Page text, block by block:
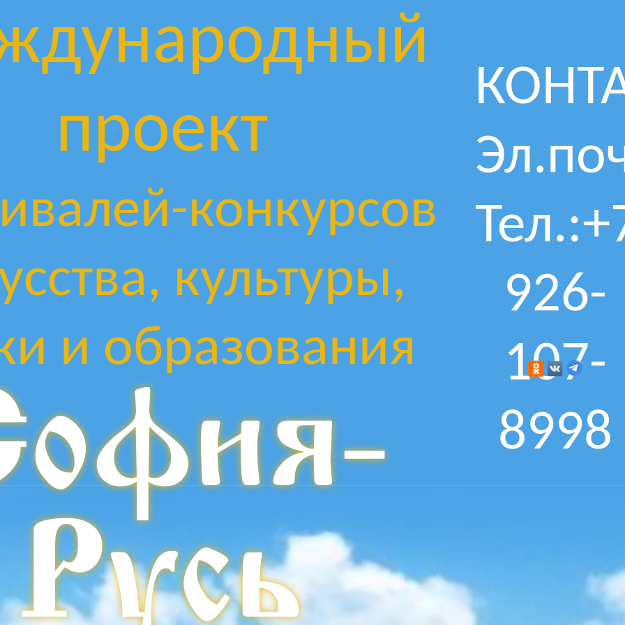
проект
конкурсов
культуры,
и образования
Русь
926-
107-
8998